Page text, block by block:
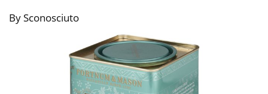
By Sconosciuto